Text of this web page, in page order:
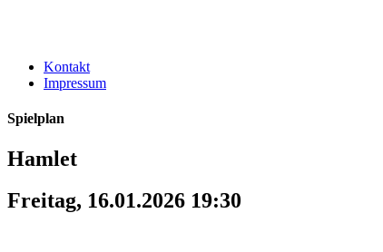
Kontakt
Impressum
Spielplan
Hamlet
Freitag, 16.01.2026 19:30